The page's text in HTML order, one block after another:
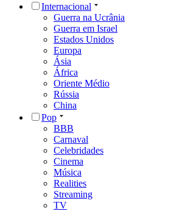
Internacional
Guerra na Ucrânia
Guerra em Israel
Estados Unidos
Europa
Ásia
África
Oriente Médio
Rússia
China
Pop
BBB
Carnaval
Celebridades
Cinema
Música
Realities
Streaming
TV